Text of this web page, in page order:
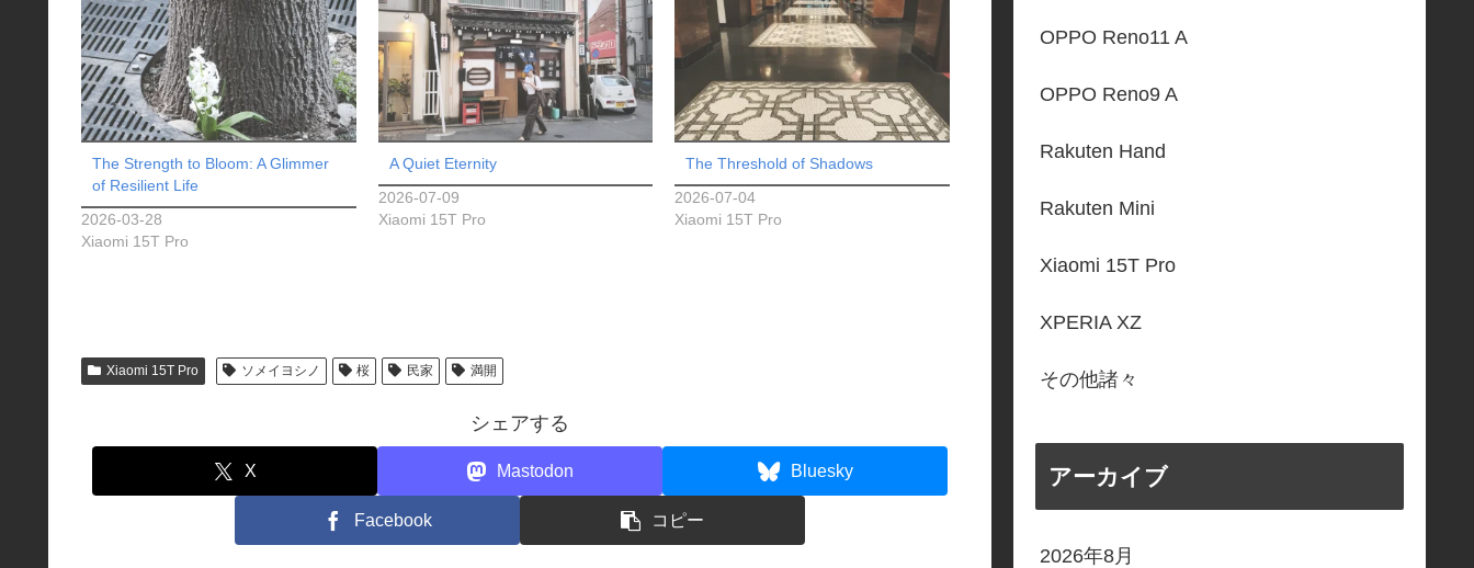
The Strength to Bloom: A Glimmer
of Resilient Life
2026-03-28
Xiaomi 15T Pro
A Quiet Eternity
2026-07-09
Xiaomi 15T Pro
The Threshold of Shadows
2026-07-04
Xiaomi 15T Pro
Xiaomi 15T Pro ソメイヨシノ 桜 民家 満開
シェアする
X Mastodon Bluesky
Facebook コピー
OPPO Reno11 A
OPPO Reno9 A
Rakuten Hand
Rakuten Mini
Xiaomi 15T Pro
XPERIA XZ
その他諸々
アーカイブ
2026年8月